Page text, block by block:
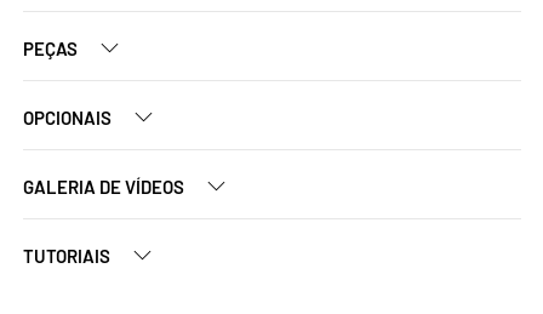
PEÇAS
OPCIONAIS
GALERIA DE VÍDEOS
TUTORIAIS